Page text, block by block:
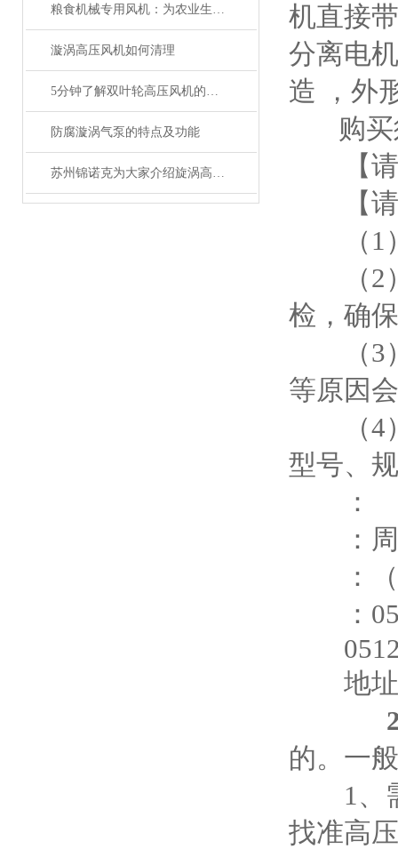
粮食机械专用风机：为农业生产提供*动力
漩涡高压风机如何清理
5分钟了解双叶轮高压风机的安装注意事项
防腐漩涡气泵的特点及功能
苏州锦诺克为大家介绍旋涡高压风机四种密封方式
机直接
分离电
造 ，外
购买
【请
【请
（1）
（2）
检，确
（3）
等原因
（4）
型号、
：
：周
：（
：
0512
地址
的。一
1、需
找准高